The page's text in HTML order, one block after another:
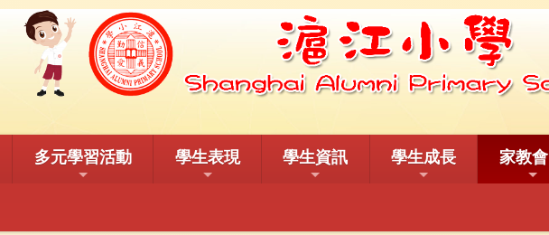
多元學習活動 學生表現 學生資訊 學生成長 家教會